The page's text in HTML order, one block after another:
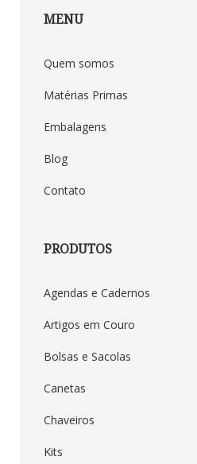
MENU
Quem somos
Matérias Primas
Embalagens
Blog
Contato
PRODUTOS
Agendas e Cadernos
Artigos em Couro
Bolsas e Sacolas
Canetas
Chaveiros
Kits